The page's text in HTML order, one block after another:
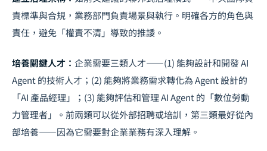
責標準與合規，業務部門負責場景與執行。明確各方的角色與
責任，避免「權責不清」導致的推諉。
培養關鍵人才： 企業需要三類人才——(1) 能夠設計和開發 AI
Agent 的技術人才；(2) 能夠將業務需求轉化為 Agent 設計的
「AI 產品經理」；(3) 能夠評估和管理 AI Agent 的「數位勞動
力管理者」。前兩類可以從外部招聘或培訓，第三類最好從內
部培養——因為它需要對企業業務有深入理解。